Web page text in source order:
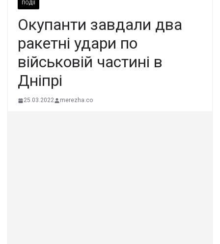
ПОДІЇ
Окупанти завдали два
ракетні удари по
військовій частині в
Дніпрі
25.03.2022 merezha.co